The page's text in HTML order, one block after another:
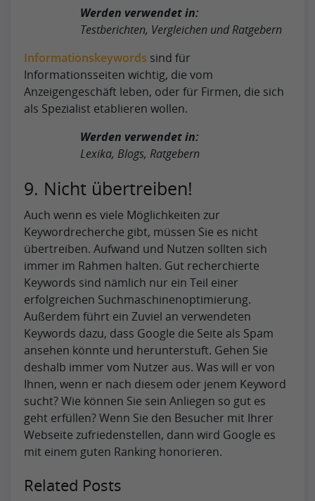
Werden verwendet in:
Testberichten, Vergleichen und Ratgebern
Informationskeywords sind für
Informationsseiten wichtig, die vom
Anzeigengeschäft leben, oder für Firmen, die sich
als Spezialist etablieren wollen.
Werden verwendet in:
Lexika, Blogs, Ratgebern
9. Nicht übertreiben!
Auch wenn es viele Möglichkeiten zur
Keywordrecherche gibt, müssen Sie es nicht
übertreiben. Aufwand und Nutzen sollten sich
immer im Rahmen halten. Gut recherchierte
Keywords sind nämlich nur ein Teil einer
erfolgreichen Suchmaschinenoptimierung.
Außerdem führt ein Zuviel an verwendeten
Keywords dazu, dass Google die Seite als Spam
ansehen könnte und herunterstuft. Gehen Sie
deshalb immer vom Nutzer aus. Was will er von
Ihnen, wenn er nach diesem oder jenem Keyword
sucht? Wie können Sie sein Anliegen so gut es
geht erfüllen? Wenn Sie den Besucher mit Ihrer
Webseite zufriedenstellen, dann wird Google es
mit einem guten Ranking honorieren.
Related Posts